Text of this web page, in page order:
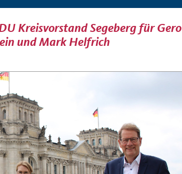
Kreisvorstand Segeberg für Gero
und Mark Helfrich